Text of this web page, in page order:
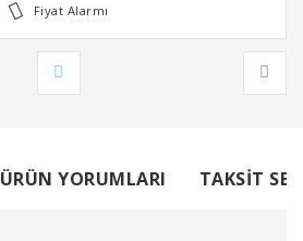
Fiyat Alarmı
ÜRÜN YORUMLARI TAKSIT